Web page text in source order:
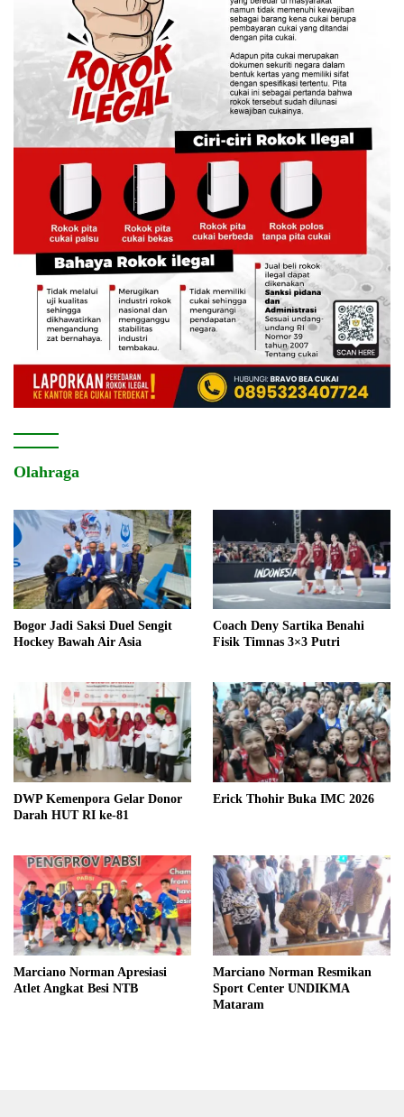
Olahraga
Bogor Jadi Saksi Duel Sengit
Hockey Bawah Air Asia
Coach Deny Sartika Benahi
Fisik Timnas 3×3 Putri
DWP Kemenpora Gelar Donor
Darah HUT RI ke-81
Erick Thohir Buka IMC 2026
Marciano Norman Apresiasi
Atlet Angkat Besi NTB
Marciano Norman Resmikan
Sport Center UNDIKMA
Mataram